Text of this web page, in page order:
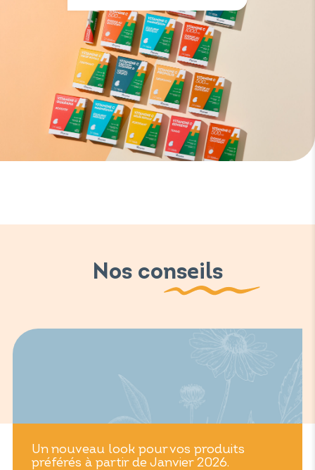
Nos conseils
Un nouveau look pour vos produits
préférés à partir de Janvier 2026.